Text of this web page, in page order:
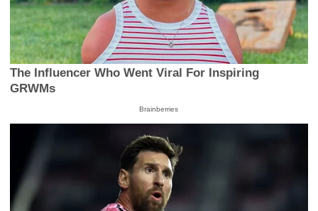
The Influencer Who Went Viral For Inspiring
GRWMs
Brainberries